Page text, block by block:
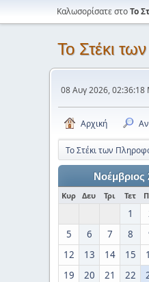
Καλωσορίσατε στοΤο
Το Στέκι
08 Αυγ 2026,
Αρχική
Το Στέκι των
Νοέμβριος
Κυρ Δευ Τρι Τετ
1
5
6 7 8
12
13 14 15
19
20 21 22